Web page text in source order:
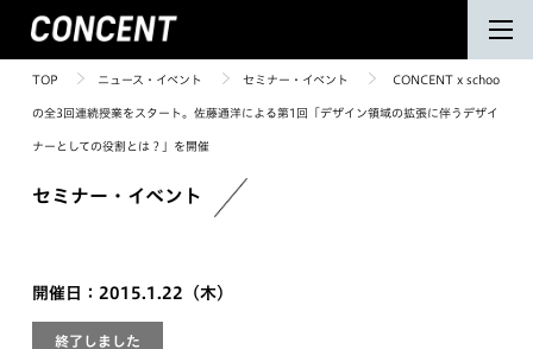
TOP ニュース・イベント セミナー・イベント CONCENT x schoo
の全3回連続授業をスタート。佐藤通洋による第1回「デザイン領域の拡張に伴うデザイ
ナーとしての役割とは？」を開催
セミナー・イベント
開催日：2015.1.22（木）
終了しました